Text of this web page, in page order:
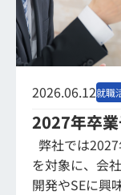
2026.06.12就職
2027年卒
弊社では
を対象に、会
開発やSEに興